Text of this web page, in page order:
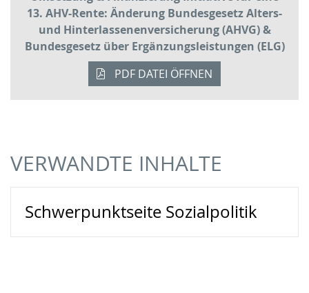
13. AHV-Rente: Änderung Bundesgesetz Alters-
und Hinterlassenenversicherung (AHVG) &
Bundesgesetz über Ergänzungsleistungen (ELG)
PDF DATEI ÖFFNEN
VERWANDTE INHALTE
Schwerpunktseite Sozialpolitik